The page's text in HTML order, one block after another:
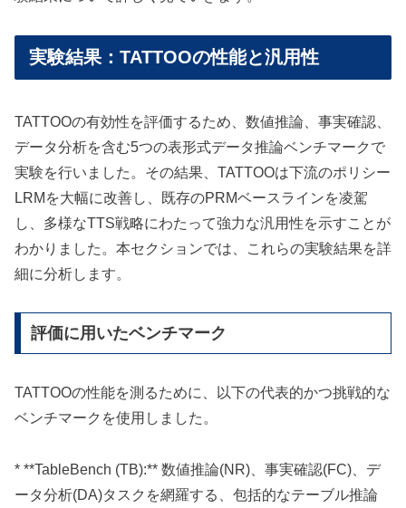
実験結果：TATTOOの性能と汎用性
TATTOOの有効性を評価するため、数値推論、事実確認、
データ分析を含む5つの表形式データ推論ベンチマークで
実験を行いました。その結果、TATTOOは下流のポリシー
LRMを大幅に改善し、既存のPRMベースラインを凌駕
し、多様なTTS戦略にわたって強力な汎用性を示すことが
わかりました。本セクションでは、これらの実験結果を詳
細に分析します。
評価に用いたベンチマーク
TATTOOの性能を測るために、以下の代表的かつ挑戦的な
ベンチマークを使用しました。
* **TableBench (TB):** 数値推論(NR)、事実確認(FC)、デ
ータ分析(DA)タスクを網羅する、包括的なテーブル推論